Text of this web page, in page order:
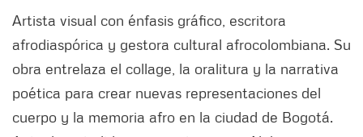
Artista visual con énfasis gráfico, escritora
afrodiaspórica y gestora cultural afrocolombiana. Su
obra entrelaza el collage, la oralitura y la narrativa
poética para crear nuevas representaciones del
cuerpo y la memoria afro en la ciudad de Bogotá.